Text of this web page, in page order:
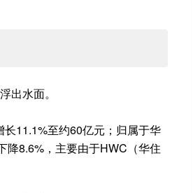
出水面。
11.1%至约60亿元；归属于华
降8.6%，主要由于HWC（华住